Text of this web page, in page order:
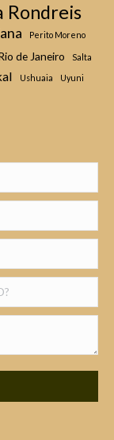
Rondreis
Perito Moreno
de Janeiro
Salta
Ushuaia Uyuni